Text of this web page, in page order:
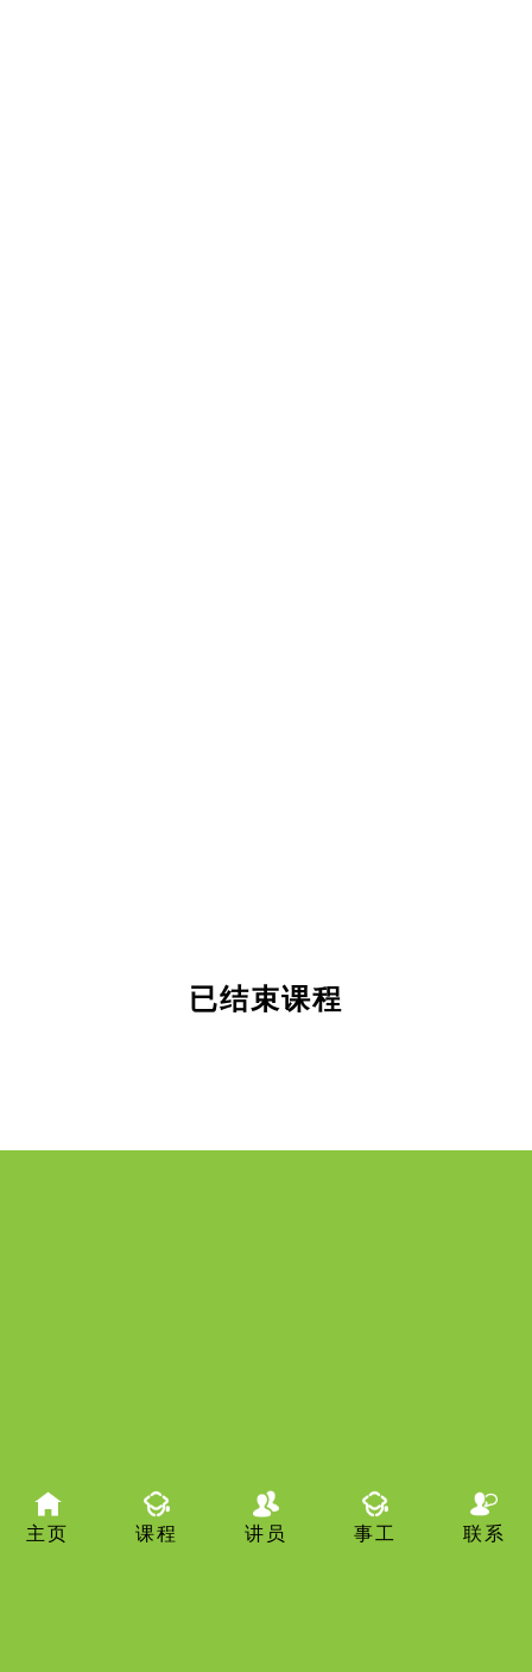
主页 课程 讲员 事工 联系
已结束课程